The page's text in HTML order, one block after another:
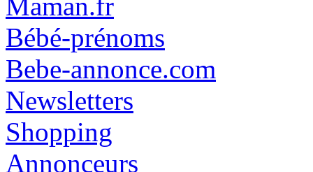
Maman.fr
Bébé-prénoms
Bebe-annonce.com
Newsletters
Shopping
Annonceurs